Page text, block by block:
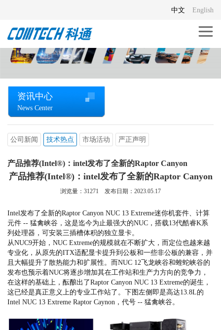
English
中文
资讯中心
News Center
公司新闻 技术热点 市场活动 严正声明
产品推荐(Intel®)：intel发布了全新的Raptor Canyon
产品推荐(Intel®)：intel发布了全新的Raptor Canyon
浏览量： 31271 发布日期：2023.05.17
Intel发布了全新的Raptor Canyon NUC 13 Extreme迷你机套件、计算
元件 -- 猛禽峡谷，这是迄今为止最强大的NUC，搭载13代酷睿K系
列处理器，可安装三插槽体积的独立显卡。
从NUC9开始，NUC Extreme的规模就在不断扩大，而定位也越来越
专业化，从原先的ITX适配显卡提升到公板和一些非公板的兼容，并
且大幅提升了散热能力和扩展性。而NUC 12飞龙峡谷和蝰蛇峡谷的
发布也预示着NUC将逐步增加其在工作站和生产力方向的竞争力，
在这样的基础上，酝酿出了Raptor Canyon NUC 13 Extreme的诞生，
这已经是真正意义上的专业工作站了。下图左侧即是高达13.8L的
Intel NUC 13 Extreme Raptor Caynon，代号 -- 猛禽峡谷。